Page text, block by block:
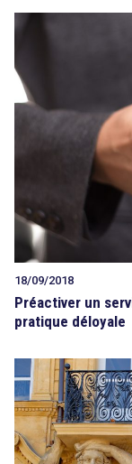
18/09/2018
Préactiver un
pratique déloyale